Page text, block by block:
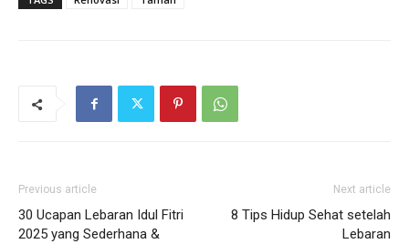
Previous article
30 Ucapan Lebaran Idul Fitri
2025 yang Sederhana &
Next article
8 Tips Hidup Sehat setelah
Lebaran